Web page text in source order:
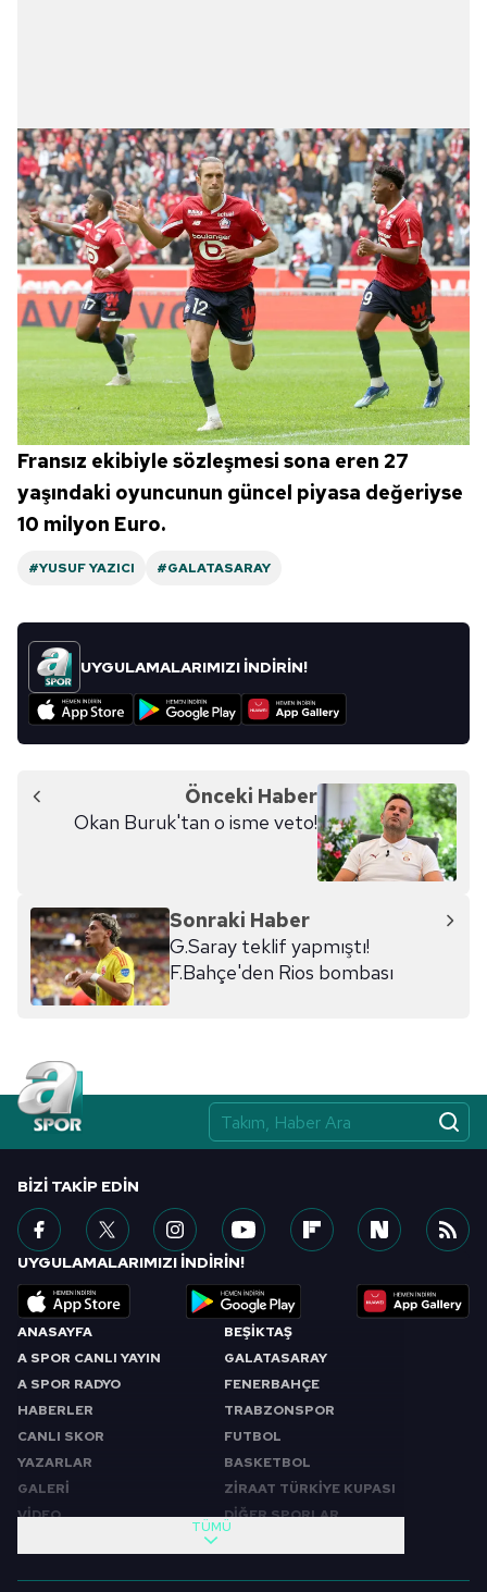
Fransız ekibiyle sözleşmesi sona eren 27
yaşındaki oyuncunun güncel piyasa değeriyse
10 milyon Euro.
#YUSUF YAZICI #GALATASARAY
UYGULAMALARIMIZI İNDİRİN!
Önceki Haber
Okan Buruk'tan o isme veto!
Sonraki Haber
G.Saray teklif yapmıştı!
F.Bahçe'den Rios bombası
ANASAYFA
A SPOR CANLI YAYIN
A SPOR RADYO
HABERLER
CANLI SKOR
YAZARLAR
GALERİ
VİDEO
BEŞİKTAŞ
GALATASARAY
FENERBAHÇE
TRABZONSPOR
FUTBOL
BASKETBOL
ZİRAAT TÜRKİYE KUPASI
DİĞER SPORLAR
TÜMÜ
BIZI TAKIP EDIN
UYGULAMALARIMIZI İNDİRİN!